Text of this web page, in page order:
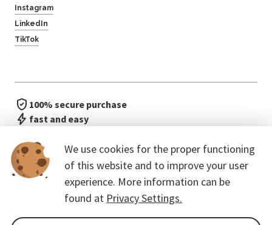
We use cookies for the proper functioning
of this website and to improve your user
experience. More information can be
found at Privacy Settings.
Instagram
LinkedIn
TikTok
100% secure purchase
fast and easy